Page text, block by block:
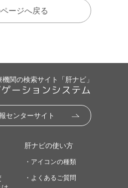
ージへ戻る
関の検索サイト「肝ナビ」
ーションシステム
センターサイト
肝ナビの使い方
・アイコンの種類
・よくあるご質問